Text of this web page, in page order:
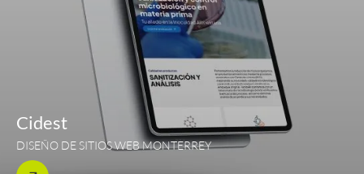
Cidest
DISEÑO DE SITIOS WEB MONTERREY